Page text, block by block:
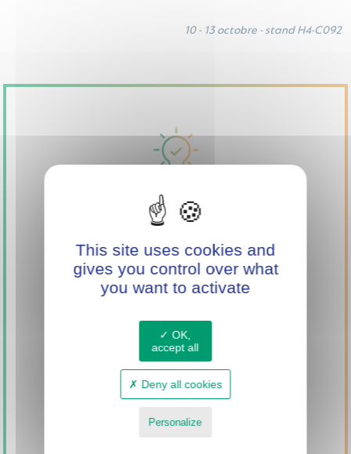
10 - 13 octobre - stand H4-C092
SOUTENEZ
L'INNOVATION
AVEC MINI GREEN
POWER
This site uses cookies and
gives you control over what
you want to activate
OK,
accept all
Deny all cookies
Personalize